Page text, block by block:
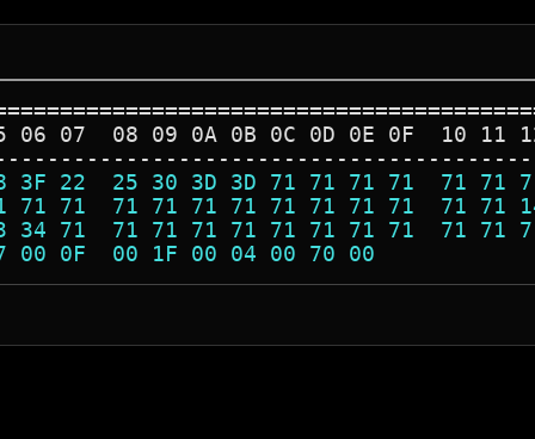
06 07  08 09 0A 0B 0C 0D 0E 0F  10 11
3F 22  25 30 3D 3D 71 71 71 71  71
71 71  71 71 71 71 71 71 71 71  71
34 71  71 71 71 71 71 71 71 71  71
4B 00 07 00 0F